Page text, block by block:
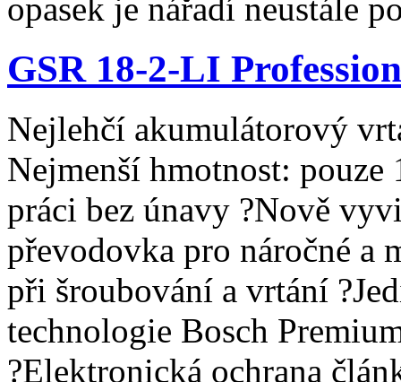
opasek je nářadí neustále
GSR 18-2-LI
Nejlehčí akumulátorový
Nejmenší hmotnost:
práci bez únavy ?Nově
převodovka pro náročné a
při šroubování a vrtání
technologie Bosch
?Elektronická ochrana